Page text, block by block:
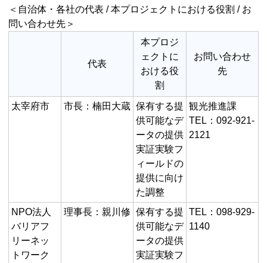
＜自治体・各社の代表 / 本プロジェクトにおける役割 / お
問い合わせ先＞
代表
本プロジ
ェクトに
おける役
割
お問い合わせ
先
太宰府市 市長：楠田大蔵 保有する提
供可能なデ
ータの提供
実証実験フ
ィールドの
提供に向け
た調整
観光推進課
TEL：092-921-
2121
NPO法人
バリアフ
リーネッ
トワーク
理事長：親川修 保有する提
供可能なデ
ータの提供
実証実験フ
TEL：098-929-
1140